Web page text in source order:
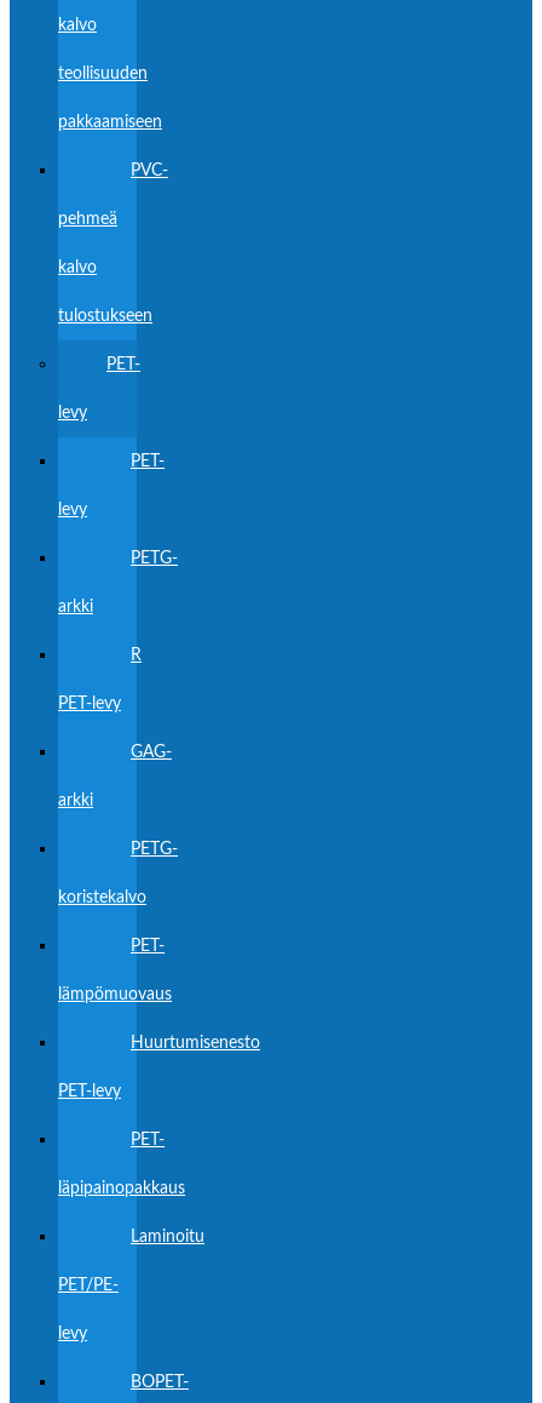
kalvo
teollisuuden
pakkaamiseen
PVC-
pehmeä
kalvo
tulostukseen
PET-
levy
PET-
levy
PETG-
arkki
R
PET-levy
GAG-
arkki
PETG-
koristekalvo
PET-
lämpömuovaus
Huurtumisenesto
PET-levy
PET-
läpipainopakkaus
Laminoitu
PET/PE-
levy
BOPET-